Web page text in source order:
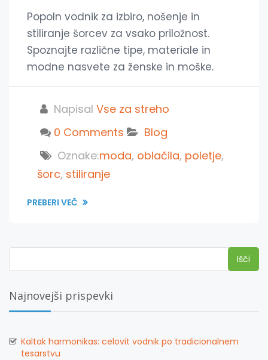
Popoln vodnik za izbiro, nošenje in
stiliranje šorcev za vsako priložnost.
Spoznajte različne tipe, materiale in
modne nasvete za ženske in moške.
Napisal Vse za streho
0 Comments
Blog
Oznake:moda, oblačila, poletje,
šorc, stiliranje
PREBERI VEČ
Najnovejši prispevki
Kaltak harmonikas: celovit vodnik po tradicionalnem
tesarstvu